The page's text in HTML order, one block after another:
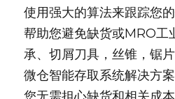
使用强大的算法来跟踪您
帮助您避免缺货或MRO工
承、切屑刀具，丝锥，锯
微仓智能存取系统解决方